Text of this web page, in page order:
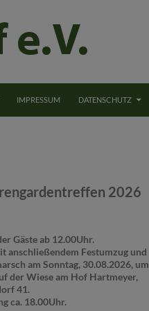
IMPRESSUM DATENSCHUTZ
2026
Gäste ab 12.00Uhr.
anschließendem Festumzug und
am Sonntag, 30.08.2026, um
der Wiese am Hof Hartmeyer,
41.
ca. 18.00Uhr.